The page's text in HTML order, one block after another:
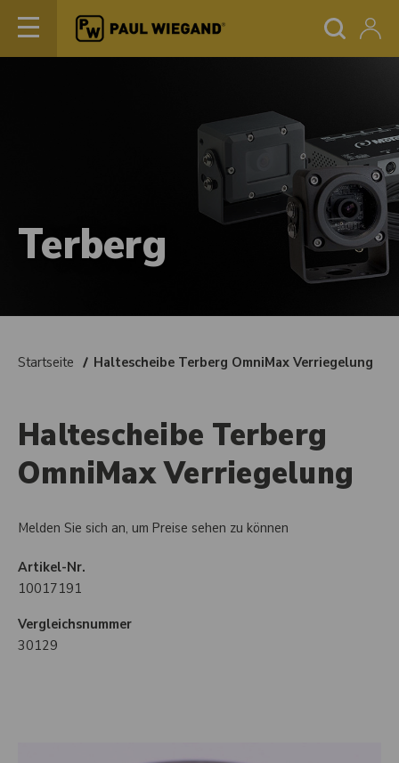
Terberg
Startseite Haltescheibe Terberg OmniMax Verriegelung
Haltescheibe Terberg
OmniMax Verriegelung
Melden Sie sich an, um Preise sehen zu können
Artikel-Nr.
10017191
Vergleichsnummer
30129